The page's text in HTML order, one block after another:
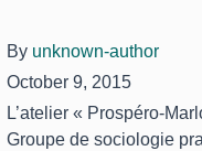
By unknown-author
October 9, 2015
L’atelier « Prospéro-
Groupe de sociologie